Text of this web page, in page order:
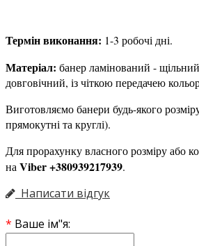
Термін виконання: 1-3 робочі дні.
Матеріал: банер ламінований -
довговічний, із чіткою передачею
Виготовляємо банери будь-якого
прямокутні та круглі).
Для прорахунку власного розміру або
на Viber +380939217939.
Написати відгук
Ваше ім"я: